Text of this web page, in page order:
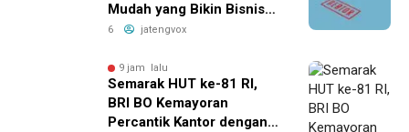
Mudah yang Bikin Bisnis
Anda Lebih
6 jatengvox
9 jam lalu
Semarak HUT ke-81 RI,
BRI BO Kemayoran
Percantik Kantor dengan